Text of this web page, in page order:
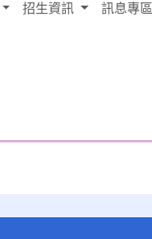
招生資訊 訊息專區